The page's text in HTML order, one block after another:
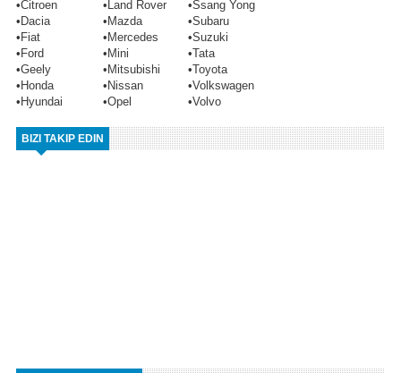
•Citroen •Land Rover •Ssang Yong
•Dacia •Mazda •Subaru
•Fiat •Mercedes •Suzuki
•Ford •Mini •Tata
•Geely •Mitsubishi •Toyota
•Honda •Nissan •Volkswagen
•Hyundai •Opel •Volvo
BIZI TAKIP EDIN